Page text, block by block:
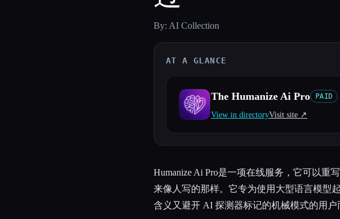
By: AI Collection
AT A GLANCE
The Humanize Ai Pro PAID
View in directoryVisit site ↗︎
Humanize Ai Pro是一项在线服务，它可以重
来像人写的那样。它专为使用大型语言模型
含义又避开 AI 探测器标记的机械模式的用户